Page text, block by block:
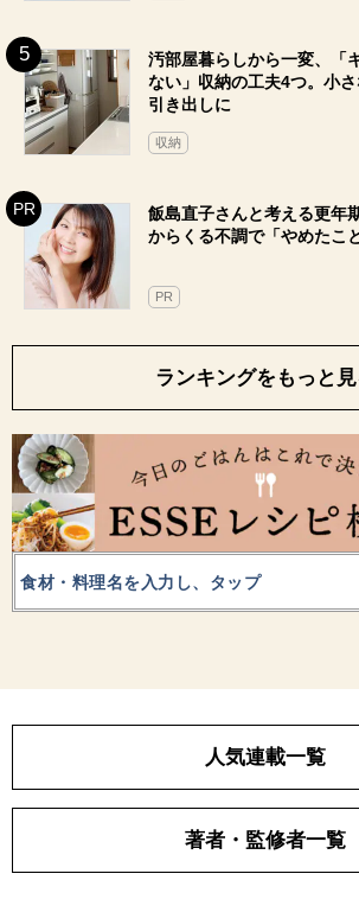
汚部屋暮らしから一変、「
ない」収納の工夫4つ。小
引き出しに
収納
飯島直子さんと考える更年
からくる不調で「やめたこ
PR
ランキングをもっと
人気連載一覧
著者・監修者一覧